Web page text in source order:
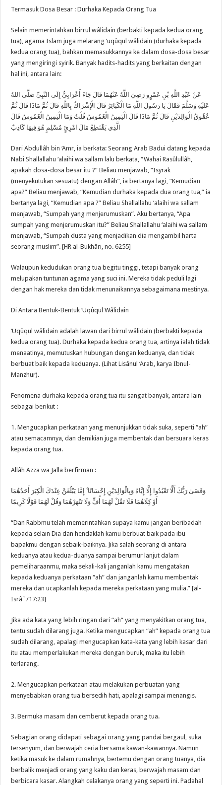
Termasuk Dosa Besar : Durhaka Kepada Orang Tua
Selain memerintahkan birrul wâlidain (berbakti kepada kedua orang
tua), agama Islam juga melarang ‘uqûqul wâlidain (durhaka kepada
kedua orang tua), bahkan memasukkannya ke dalam dosa-dosa besar
yang mengiringi syirik. Banyak hadits-hadits yang berkaitan dengan
hal ini, antara lain:
عَنْ عَبْدِ اللَّهِ بْنِ عَمْرٍو رَضِيَ اللَّهُ عَنْهُمَا قَالَ جَاءَ أَعْرَابِيٌّ إِلَى النَّبِيِّ صَلَّى اللهُ
عَلَيْهِ وَسَلَّمَ فَقَالَ يَا رَسُولَ اللَّهِ مَا الْكَبَائِرُ قَالَ الْإِشْرَاكُ بِاللَّهِ قَالَ ثُمَّ مَاذَا قَالَ ثُمَّ
عُقُوقُ الْوَالِدَيْنِ قَالَ ثُمَّ مَاذَا قَالَ الْيَمِينُ الْغَمُوسُ قُلْتُ وَمَا الْيَمِينُ الْغَمُوسُ قَالَ
الَّذِي يَقْتَطِعُ مَالَ امْرِئٍ مُسْلِمٍ هُوَ فِيهَا كَاذِبٌ
Dari Abdullâh bin ‘Amr, ia berkata: Seorang Arab Badui datang kepada
Nabi Shallallahu ‘alaihi wa sallam lalu berkata, “Wahai Rasûlullâh,
apakah dosa-dosa besar itu ?” Beliau menjawab, “Isyrak
(menyekutukan sesuatu) dengan Allâh”, ia bertanya lagi, “Kemudian
apa?” Beliau menjawab, “Kemudian durhaka kepada dua orang tua,” ia
bertanya lagi, “Kemudian apa ?” Beliau Shallallahu ‘alaihi wa sallam
menjawab, “Sumpah yang menjerumuskan”. Aku bertanya, “Apa
sumpah yang menjerumuskan itu?” Beliau Shallallahu ‘alaihi wa sallam
menjawab, “Sumpah dusta yang menjadikan dia mengambil harta
seorang muslim”. [HR al-Bukhâri, no. 6255]
Walaupun kedudukan orang tua begitu tinggi, tetapi banyak orang
melupakan tuntunan agama yang suci ini. Mereka tidak peduli lagi
dengan hak mereka dan tidak menunaikannya sebagaimana mestinya.
Di Antara Bentuk-Bentuk ‘Uqûqul Wâlidain
‘Uqûqul wâlidain adalah lawan dari birrul wâlidain (berbakti kepada
kedua orang tua). Durhaka kepada kedua orang tua, artinya ialah tidak
menaatinya, memutuskan hubungan dengan keduanya, dan tidak
berbuat baik kepada keduanya. (Lihat Lisânul ‘Arab, karya Ibnul-
Manzhur).
Fenomena durhaka kepada orang tua itu sangat banyak, antara lain
sebagai berikut :
1. Mengucapkan perkataan yang menunjukkan tidak suka, seperti “ah”
atau semacamnya, dan demikian juga membentak dan bersuara keras
kepada orang tua.
Allâh Azza wa Jalla berfirman :
وَقَضَىٰ رَبُّكَ أَلَّا تَعْبُدُوا إِلَّا إِيَّاهُ وَبِالْوَالِدَيْنِ إِحْسَانًا ۚ إِمَّا يَبْلُغَنَّ عِنْدَكَ الْكِبَرَ أَحَدُهُمَا
أَوْ كِلَاهُمَا فَلَا تَقُلْ لَهُمَا أُفٍّ وَلَا تَنْهَرْهُمَا وَقُلْ لَهُمَا قَوْلًا كَرِيمًا
“Dan Rabbmu telah memerintahkan supaya kamu jangan beribadah
kepada selain Dia dan hendaklah kamu berbuat baik pada ibu
bapakmu dengan sebaik-baiknya. Jika salah seorang di antara
keduanya atau kedua-duanya sampai berumur lanjut dalam
pemeliharaanmu, maka sekali-kali janganlah kamu mengatakan
kepada keduanya perkataan “ah” dan janganlah kamu membentak
mereka dan ucapkanlah kepada mereka perkataan yang mulia.” [al-
Isrâ`/17:23]
Jika ada kata yang lebih ringan dari “ah” yang menyakitkan orang tua,
tentu sudah dilarang juga. Ketika mengucapkan “ah” kepada orang tua
sudah dilarang, apalagi mengucapkan kata-kata yang lebih kasar dari
itu atau memperlakukan mereka dengan buruk, maka itu lebih
terlarang.
2. Mengucapkan perkataan atau melakukan perbuatan yang
menyebabkan orang tua bersedih hati, apalagi sampai menangis.
3. Bermuka masam dan cemberut kepada orang tua.
Sebagian orang didapati sebagai orang yang pandai bergaul, suka
tersenyum, dan berwajah ceria bersama kawan-kawannya. Namun
ketika masuk ke dalam rumahnya, bertemu dengan orang tuanya, dia
berbalik menjadi orang yang kaku dan keras, berwajah masam dan
berbicara kasar. Alangkah celakanya orang yang seperti ini. Padahal